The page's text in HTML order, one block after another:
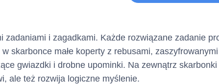
Dane identyfikacyjne:
(Adres, z którego ma korzystać
zadaniami i zagadkami. Każde rozwiązane zadanie
skarbonce małe koperty z rebusami,
gwiazdki i drobne upominki. Na zewnątrz
ale też rozwija logiczne myślenie.